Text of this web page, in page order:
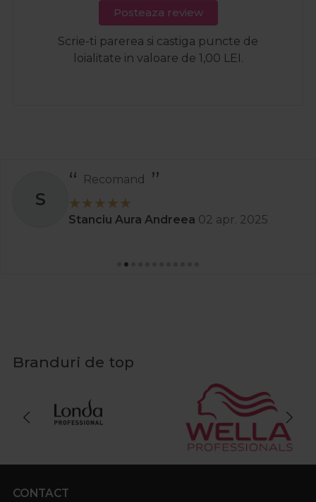
Posteaza review
Scrie-ti parerea si castiga puncte de
loialitate in valoare de 1,00 LEI.
S
Recomand
Stanciu Aura Andreea 02 apr. 2025
Branduri de top
CONTACT